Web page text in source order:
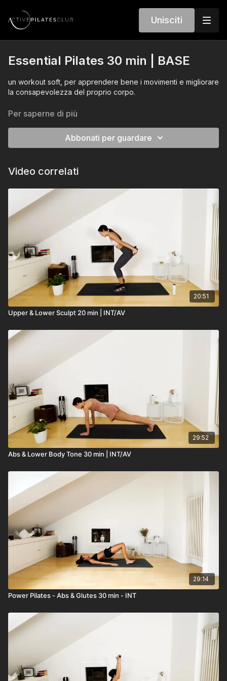
Unisciti
Essential Pilates 30 min | BASE
un workout soft, per apprendere bene i movimenti e migliorare
la consapevolezza del proprio corpo.
Per saperne di più
Abbonati per guardare
Video correlati
20:51
Upper & Lower Sculpt 20 min | INT/AV
29:52
Abs & Lower Body Tone 30 min | INT/AV
29:14
Power Pilates - Abs & Glutes 30 min - INT